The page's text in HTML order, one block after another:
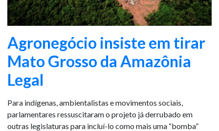
Agronegócio insiste em tirar
Mato Grosso da Amazônia
Legal
Para indígenas, ambientalistas e movimentos sociais,
parlamentares ressuscitaram o projeto já derrubado em
outras legislaturas para incluí-lo como mais uma “bomba”